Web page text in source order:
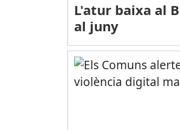
L'atur baixa al
al juny